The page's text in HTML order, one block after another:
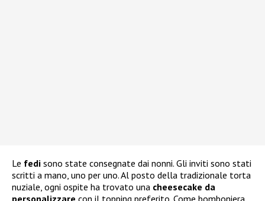
Le fedi sono state consegnate dai nonni. Gli inviti sono stati
scritti a mano, uno per uno. Al posto della tradizionale torta
nuziale, ogni ospite ha trovato una cheesecake da